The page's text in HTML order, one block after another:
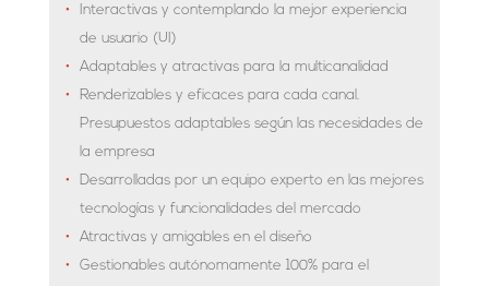
Interactivas y contemplando la mejor experiencia
de usuario (UI)
Adaptables y atractivas para la multicanalidad
Renderizables y eficaces para cada canal.
Presupuestos adaptables según las necesidades de
la empresa
Desarrolladas por un equipo experto en las mejores
tecnologías y funcionalidades del mercado
Atractivas y amigables en el diseño
Gestionables autónomamente 100% para el